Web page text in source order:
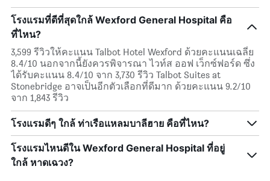
โรงแรมที่ดีที่สุดใกล้ Wexford General Hospital คือ
ที่ไหน?
3,599 รีวิวให้คะแนน Talbot Hotel Wexford ด้วยคะแนนเฉลี่ย
8.4/10 นอกจากนี้ยังควรพิจารณา ไวท์ส ออฟ เว็กซ์ฟอร์ด ซึ่ง
ได้รับคะแนน 8.4/10 จาก 3,730 รีวิว Talbot Suites at
Stonebridge อาจเป็นอีกตัวเลือกที่ดีมาก ด้วยคะแนน 9.2/10
จาก 1,843 รีวิว
โรงแรมดีๆ ใกล้ ท่าเรือแหลมบาลีฮาย คือที่ไหน?
โรงแรมไหนดีใน Wexford General Hospital ที่อยู่
ใกล้ หาดเฉวง?